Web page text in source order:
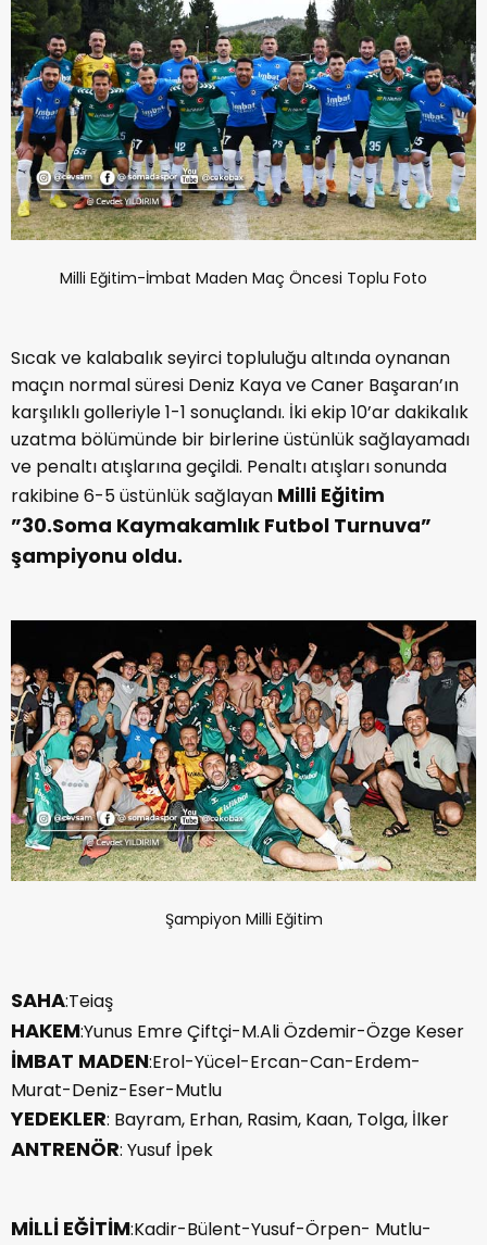
Milli Eğitim-İmbat Maden Maç Öncesi Toplu Foto
Sıcak ve kalabalık seyirci topluluğu altında oynanan
maçın normal süresi Deniz Kaya ve Caner Başaran’ın
karşılıklı golleriyle 1-1 sonuçlandı. İki ekip 10’ar dakikalık
uzatma bölümünde bir birlerine üstünlük sağlayamadı
ve penaltı atışlarına geçildi. Penaltı atışları sonunda
rakibine 6-5 üstünlük sağlayan Milli Eğitim
”30.Soma Kaymakamlık Futbol Turnuva”
şampiyonu oldu.
Şampiyon Milli Eğitim
SAHA:Teiaş
HAKEM:Yunus Emre Çiftçi-M.Ali Özdemir-Özge Keser
İMBAT MADEN:Erol-Yücel-Ercan-Can-Erdem-
Murat-Deniz-Eser-Mutlu
YEDEKLER: Bayram, Erhan, Rasim, Kaan, Tolga, İlker
ANTRENÖR: Yusuf İpek
MİLLİ EĞİTİM:Kadir-Bülent-Yusuf-Örpen- Mutlu-